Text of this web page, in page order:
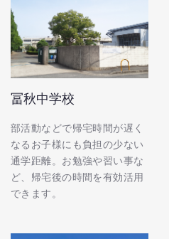
冨秋中学校
部活動などで帰宅時間が遅く
なるお子様にも負担の少ない
通学距離。お勉強や習い事な
ど、帰宅後の時間を有効活用
できます。